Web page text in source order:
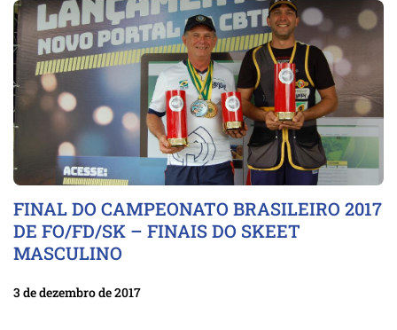
FINAL DO CAMPEONATO BRASILEIRO 2017
DE FO/FD/SK – FINAIS DO SKEET
MASCULINO
3 de dezembro de 2017